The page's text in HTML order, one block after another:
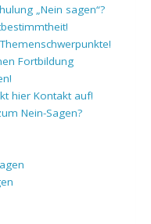
„Nein sagen“?
Fortbildung
hier Kontakt auf!
Nein-Sagen?